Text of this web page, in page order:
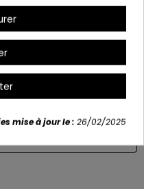
+4
mise à jour le :26/02/2025